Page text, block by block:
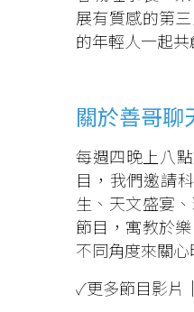
展有質感的第
的年輕人一起
關於善哥聊
每週四晚上八
目，我們邀請
生、天文盛宴
節目，寓教於
不同角度來關
✓更多節目影片｜